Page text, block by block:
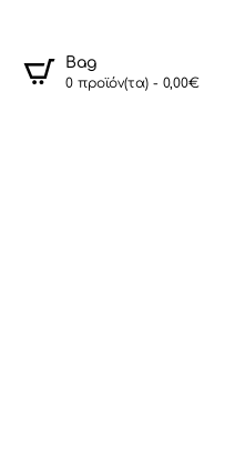
Bag
0 προϊόν(τα) - 0,00€